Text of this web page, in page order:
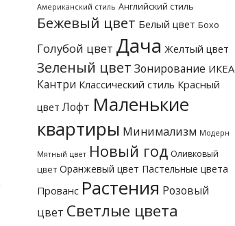
Американский стиль Английский стиль
Бежевый цвет Белый цвет Бохо
Голубой цвет Дача Желтый цвет
Зеленый цвет Зонирование ИКЕА
Кантри Классический стиль Красный
цвет Лофт Маленькие
квартиры Минимализм Модерн
Мятный цвет Новый год Оливковый
цвет Оранжевый цвет Пастельные цвета
Прованс Растения Розовый
цвет Светлые цвета